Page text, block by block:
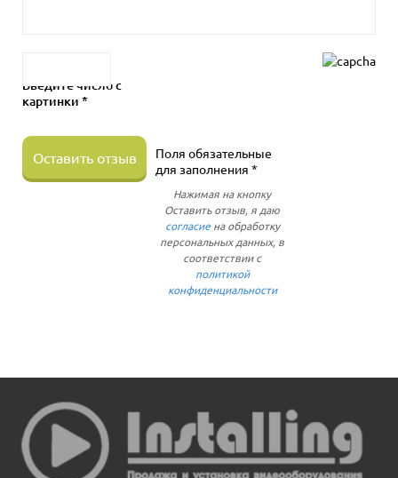
Введите число с
картинки *
Оставить отзыв
Поля обязательные
для заполнения *
Нажимая на кнопку
Оставить отзыв, я даю
согласиена обработку
персональных данных, в
соответствии с
политикой
конфиденциальности